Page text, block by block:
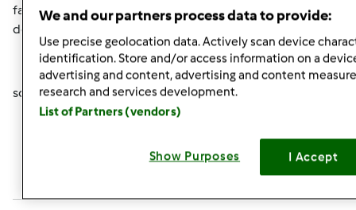
farò il classico rinfresco e poi proverò ad usarla, posso o
devo aspettare ancora????
sono felice che si sia ripresa evviva
We and our partners process data to provide:
Use precise geolocation data. Actively scan device
identification. Store and/or access information on a
advertising and content, advertising and content
research and services development.
List of Partners (vendors)
Show Purposes I Accept